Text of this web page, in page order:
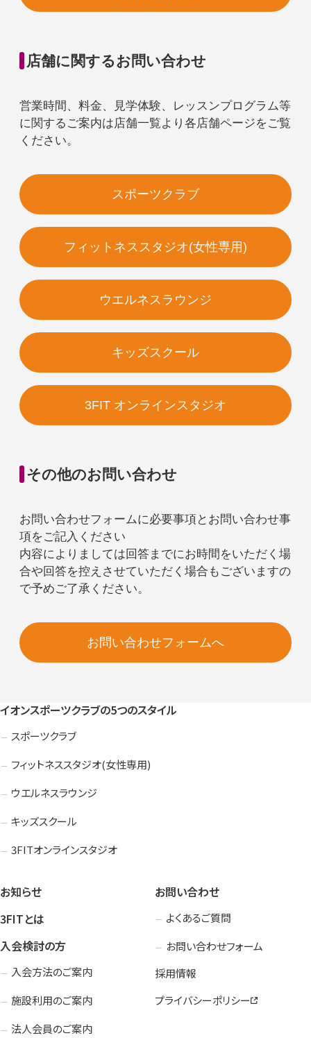
店舗に関するお問い合わせ
営業時間、料金、見学体験、レッスンプログラム等
に関するご案内は店舗一覧より各店舗ページをご覧
ください。
スポーツクラブ
フィットネススタジオ(女性専用)
ウエルネスラウンジ
キッズスクール
3FIT オンラインスタジオ
その他のお問い合わせ
お問い合わせフォームに必要事項とお問い合わせ事
項をご記入ください
内容によりましては回答までにお時間をいただく場
合や回答を控えさせていただく場合もございますの
で予めご了承ください。
お問い合わせフォームへ
イオンスポーツクラブの5つのスタイル
スポーツクラブ
フィットネススタジオ(女性専用)
ウエルネスラウンジ
キッズスクール
3FITオンラインスタジオ
お知らせ
3FITとは
入会検討の方
入会方法のご案内
施設利用のご案内
法人会員のご案内
お問い合わせ
よくあるご質問
お問い合わせフォーム
採用情報
プライバシーポリシー